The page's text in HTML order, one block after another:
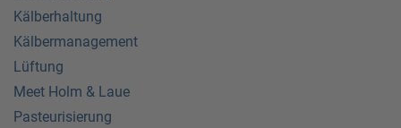
Kälberhaltung
Kälbermanagement
Lüftung
Meet Holm & Laue
Pasteurisierung